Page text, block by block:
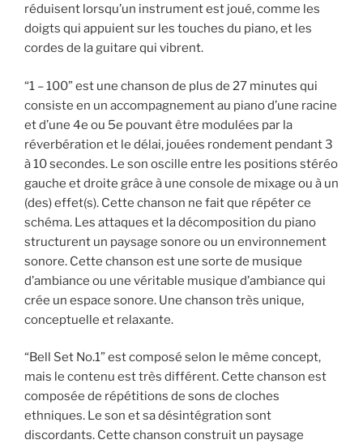
réduisent lorsqu’un instrument est joué, comme les
doigts qui appuient sur les touches du piano, et les
cordes de la guitare qui vibrent.
“1 – 100” est une chanson de plus de 27 minutes qui
consiste en un accompagnement au piano d’une racine
et d’une 4e ou 5e pouvant être modulées par la
réverbération et le délai, jouées rondement pendant 3
à 10 secondes. Le son oscille entre les positions stéréo
gauche et droite grâce à une console de mixage ou à un
(des) effet(s). Cette chanson ne fait que répéter ce
schéma. Les attaques et la décomposition du piano
structurent un paysage sonore ou un environnement
sonore. Cette chanson est une sorte de musique
d’ambiance ou une véritable musique d’ambiance qui
crée un espace sonore. Une chanson très unique,
conceptuelle et relaxante.
“Bell Set No.1” est composé selon le même concept,
mais le contenu est très différent. Cette chanson est
composée de répétitions de sons de cloches
ethniques. Le son et sa désintégration sont
discordants. Cette chanson construit un paysage